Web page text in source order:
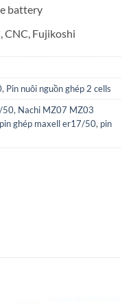
battery
CNC, Fujikoshi
, Pin nuôi nguồn ghép 2 cells
50, Nachi MZ07 MZ03
pin ghép maxell er17/50, pin